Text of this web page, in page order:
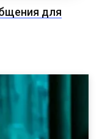
для